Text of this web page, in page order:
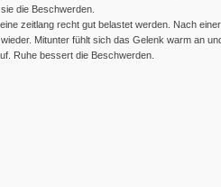
die Beschwerden.
zeitlang recht gut belastet werden. Nach einer
Mitunter fühlt sich das Gelenk warm an
Ruhe bessert die Beschwerden.